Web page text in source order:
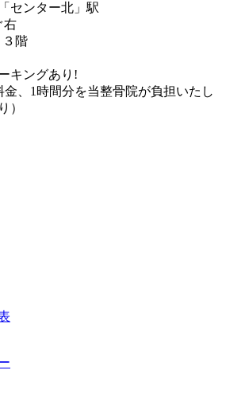
センター北」駅
右
階
キングあり!
金、1時間分を当整骨院が負担いたし
）